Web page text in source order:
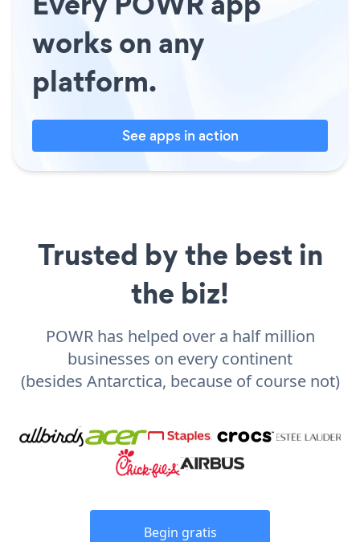
works on any
platform.
See apps in action
Trusted by the best in
the biz!
POWR has helped over a half million
businesses on every continent
(besides Antarctica, because of course not)
Begin gratis